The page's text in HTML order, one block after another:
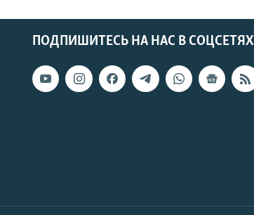
ПОДПИШИТЕСЬ НА НАС В СОЦСЕТЯХ